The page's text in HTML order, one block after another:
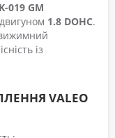
019 GM
1.8 DOHC.
із
VALEO